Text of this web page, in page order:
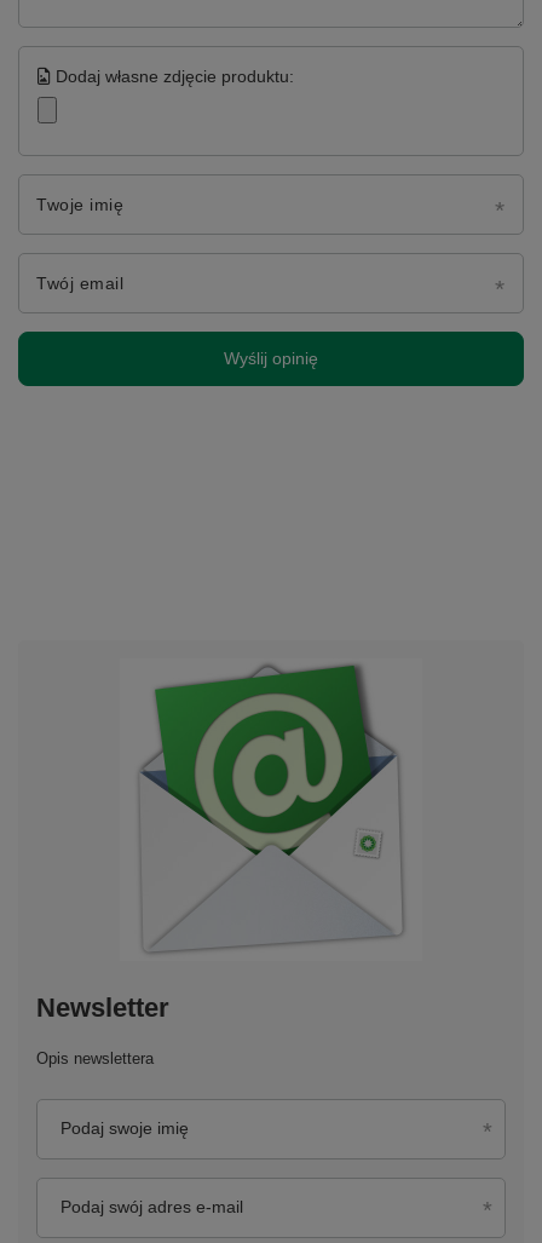
Dodaj własne zdjęcie produktu:
Twoje imię
Twój email
Wyślij opinię
Newsletter
Opis newslettera
Podaj swoje imię
Podaj swój adres e-mail